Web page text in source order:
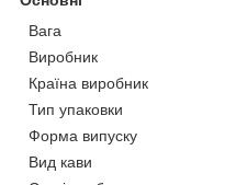
Вага
Виробник
Країна виробник
Тип упаковки
Форма випуску
Вид кави